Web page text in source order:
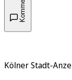
Kölner Stadt-